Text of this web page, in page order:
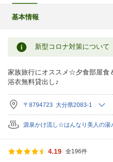
基本情報
新型コロナ対策について
家族旅行にオススメ☆夕食部屋食
浴衣無料貸出し♪
〒8794723 大分県2083-1
源泉かけ流し☆はんなり美人の湯♪
4.19 全196件